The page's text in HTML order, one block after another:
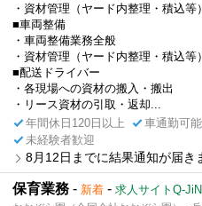
・資材管理（ヤード内整理・積込等）
■車両整備
・車両整備業務全般
・資材管理（ヤード内整理・積込等）
■配送ドライバー
・各現場への資材の搬入・搬出
・リース資材の引取・返却...
年間休日120日以上
車通勤可能
未経験者歓迎
8月12日までに結果通知が届き
保育業務 - 新着 - 求人サイトQ-JiN